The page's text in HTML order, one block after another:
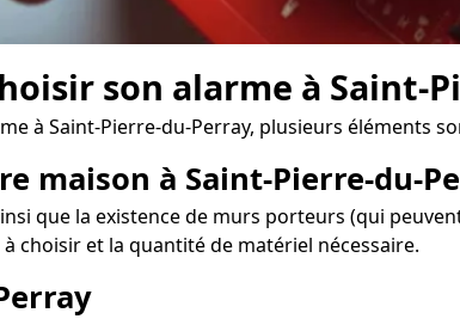
son alarme à Saint-
à Saint-Pierre-du-Perray, plusieurs éléments
maison à Saint-Pierre-du-
que la existence de murs porteurs (qui
choisir et la quantité de matériel nécessaire.